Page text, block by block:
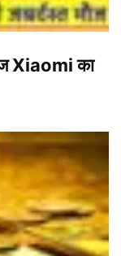
Xiaomi का